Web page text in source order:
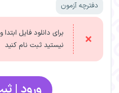
دفترچه آزمون
برای دانلود فایل
نیستید ثبت نام کنید